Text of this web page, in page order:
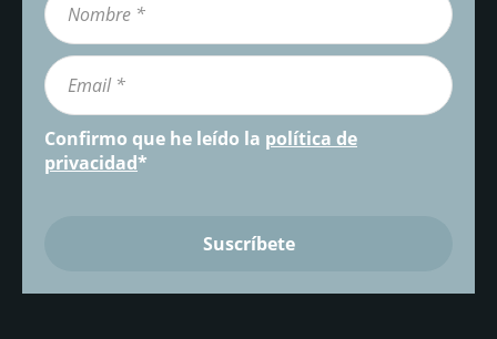
Confirmo que he leído la política de
privacidad*